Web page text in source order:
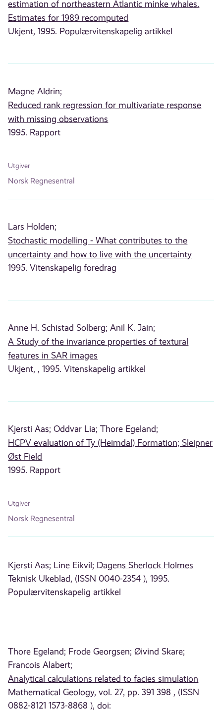
estimation of northeastern Atlantic minke whales.
Estimates for 1989 recomputed
Ukjent, 1995. Populærvitenskapelig artikkel
Magne Aldrin;
Reduced rank regression for multivariate response
with missing observations
1995. Rapport
Utgiver
Norsk Regnesentral
Lars Holden;
Stochastic modelling - What contributes to the
uncertainty and how to live with the uncertainty
1995. Vitenskapelig foredrag
Anne H. Schistad Solberg; Anil K. Jain;
A Study of the invariance properties of textural
features in SAR images
Ukjent, , 1995. Vitenskapelig artikkel
Kjersti Aas; Oddvar Lia; Thore Egeland;
HCPV evaluation of Ty (Heimdal) Formation; Sleipner
Øst Field
1995. Rapport
Utgiver
Norsk Regnesentral
Kjersti Aas; Line Eikvil; Dagens Sherlock Holmes
Teknisk Ukeblad, (ISSN 0040-2354 ), 1995.
Populærvitenskapelig artikkel
Thore Egeland; Frode Georgsen; Øivind Skare;
Francois Alabert;
Analytical calculations related to facies simulation
Mathematical Geology, vol. 27, pp. 391 398 , (ISSN
0882-8121 1573-8868 ), doi: